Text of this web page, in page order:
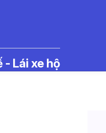
- Lái xe hộ
Hộ | LMD -